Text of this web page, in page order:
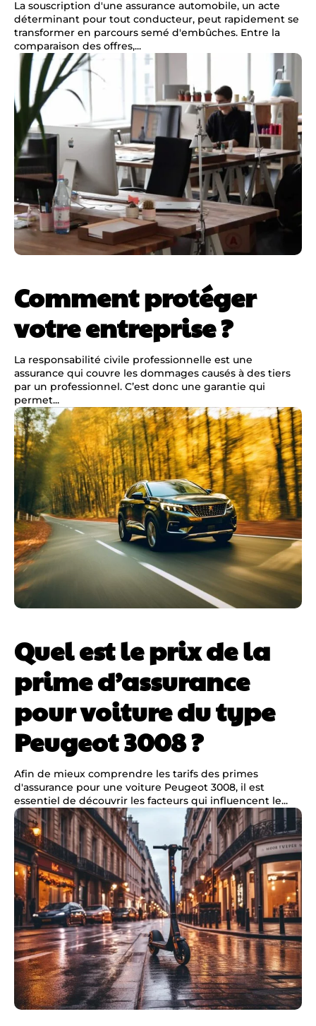
La souscription d'une assurance automobile, un acte
déterminant pour tout conducteur, peut rapidement se
transformer en parcours semé d'embûches. Entre la
comparaison des offres,...
Comment protéger
votre entreprise ?
La responsabilité civile professionnelle est une
assurance qui couvre les dommages causés à des tiers
par un professionnel. C’est donc une garantie qui
permet...
Quel est le prix de la
prime d’assurance
pour voiture du type
Peugeot 3008 ?
Afin de mieux comprendre les tarifs des primes
d'assurance pour une voiture Peugeot 3008, il est
essentiel de découvrir les facteurs qui influencent le...